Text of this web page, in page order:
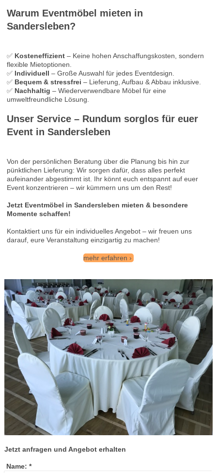
Warum Eventmöbel mieten in
Sandersleben?
✅ Kosteneffizient– Keine hohen Anschaffungskosten, sondern
flexible Mietoptionen.
✅ Individuell – Große Auswahl für jedes Eventdesign.
✅ Bequem & stressfrei – Lieferung, Aufbau & Abbau inklusive.
✅ Nachhaltig – Wiederverwendbare Möbel für eine
umweltfreundliche Lösung.
Unser Service – Rundum sorglos für euer
Event in Sandersleben
Von der persönlichen Beratung über die Planung bis hin zur
pünktlichen Lieferung: Wir sorgen dafür, dass alles perfekt
aufeinander abgestimmt ist. Ihr könnt euch entspannt auf euer
Event konzentrieren – wir kümmern uns um den Rest!
Jetzt Eventmöbel in Sandersleben mieten & besondere
Momente schaffen!
Kontaktiert uns für ein individuelles Angebot – wir freuen uns
darauf, eure Veranstaltung einzigartig zu machen!
mehr erfahren
Jetzt anfragen und Angebot erhalten
Name: *